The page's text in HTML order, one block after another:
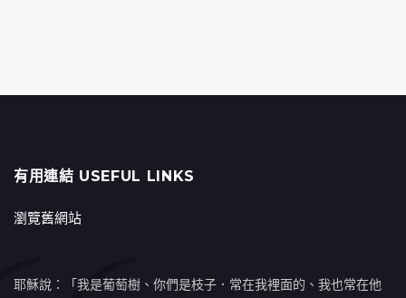
有用連結 USEFUL LINKS
瀏覽舊網站
耶穌說：「我是葡萄樹、你們是枝子．常在我裡面的、我也常在他